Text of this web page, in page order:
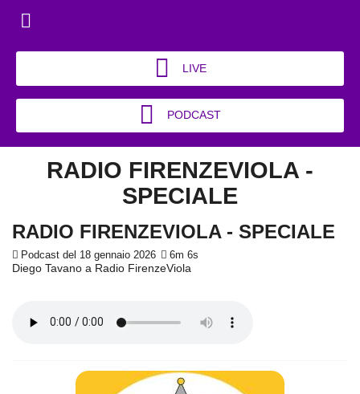
LIVE
PODCAST
RADIO FIRENZEVIOLA -
SPECIALE
RADIO FIRENZEVIOLA - SPECIALE
Podcast del 18 gennaio 2026 6m 6s
Diego Tavano a Radio FirenzeViola